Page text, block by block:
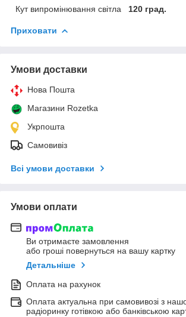
Кут випромінювання світла
120 град.
Приховати
Умови доставки
Нова Пошта
Магазини Rozetka
Укрпошта
Самовивіз
Всі умови доставки
Умови оплати
Ви отримаєте замовлення
або гроші повернуться на вашу картку
Детальніше
Оплата на рахунок
Оплата актуальна при самовивозі з
радіоринку готівкою або банківською